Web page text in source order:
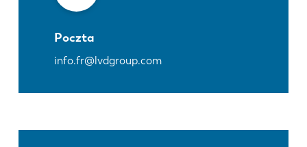
Poczta
info.fr@lvdgroup.com